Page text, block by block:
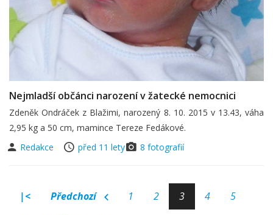
Nejmladší občánci narození v žatecké nemocnici
Zdeněk Ondráček z Blažimi, narozený 8. 10. 2015 v 13.43, váha
2,95 kg a 50 cm, mamince Tereze Fedákové.
Redakce
před 11 lety 8 fotografií
|< Předchozí 1 2 3 4
5